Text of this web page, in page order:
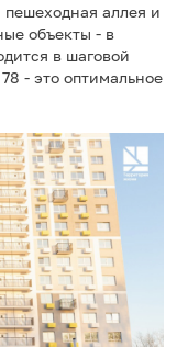
пешеходная аллея и
объекты - в
в шаговой
- это оптимальное